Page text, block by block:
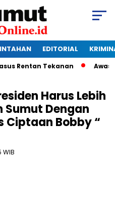
EDITORIAL
Tekanan Awas
Harus Lebih
Sumut Dengan
Ciptaan Bobby “
WIB